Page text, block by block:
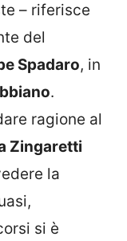
– riferisce
del
Spadaro, in
.
ragione al
Zingaretti
la
si è